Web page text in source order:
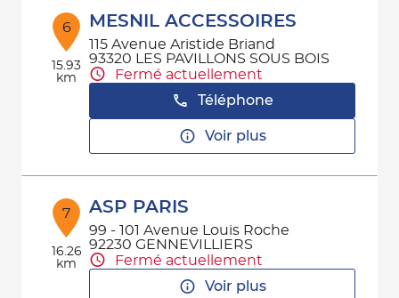
6
15.93
km
MESNIL ACCESSOIRES
115 Avenue Aristide Briand
93320 LES PAVILLONS SOUS BOIS
Fermé actuellement
Téléphone
Voir plus
7
16.26
km
ASP PARIS
99 - 101 Avenue Louis Roche
92230 GENNEVILLIERS
Fermé actuellement
Voir plus